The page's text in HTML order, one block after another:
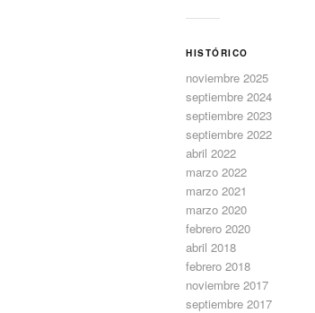
HISTÓRICO
noviembre 2025
septiembre 2024
septiembre 2023
septiembre 2022
abril 2022
marzo 2022
marzo 2021
marzo 2020
febrero 2020
abril 2018
febrero 2018
noviembre 2017
septiembre 2017